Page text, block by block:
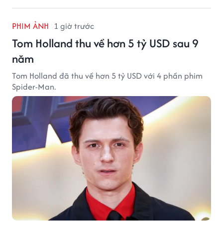
PHIM ẢNH 1 giờ trước
Tom Holland thu về hơn 5 tỷ USD sau 9
năm
Tom Holland đã thu về hơn 5 tỷ USD với 4 phần phim
Spider-Man.